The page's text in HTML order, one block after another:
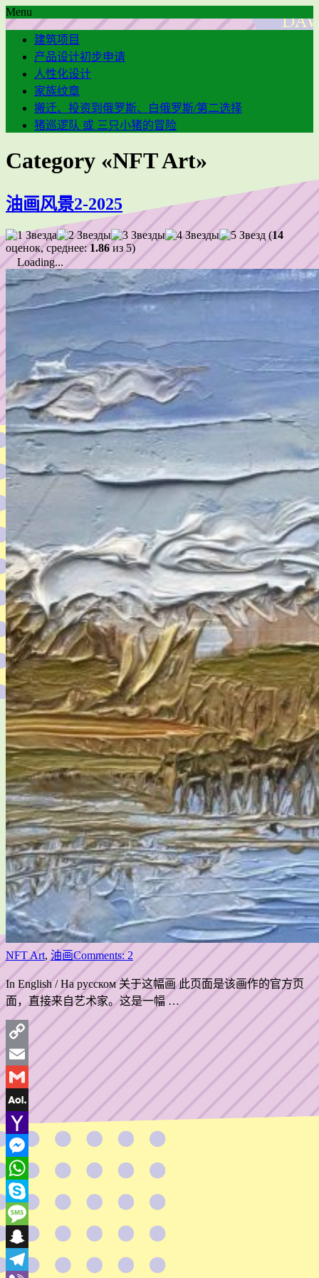
Menu
建筑项目
产品设计初步申请
人性化设计
家族纹章
搬迁、投资到俄罗斯、白俄罗斯/第二选择
猪巡逻队 或 三只小猪的冒险
Category «NFT Art»
油画风景2-2025
(14
оценок, среднее:1.86из 5)
Loading...
NFT Art, 油画Comments: 2
In English / На русском 关于这幅画 此页面是该画作的官方页
面，直接来自艺术家。这是一幅 …
Copy
Link
Email
Gmail
AOL
Mail
Yahoo
Mail
Messenger
WhatsApp
Skype
Message
Snapchat